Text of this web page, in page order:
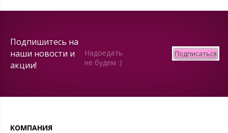
Подпишитесь на
наши новости и
акции!
Надоедать
не будем :)
Подписаться
КОМПАНИЯ